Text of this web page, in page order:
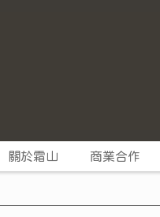
關於霜山 商業合作